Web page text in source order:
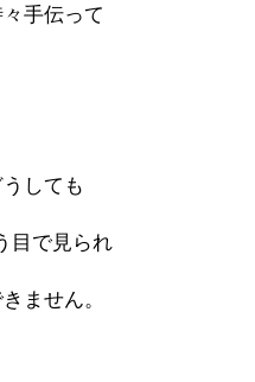
手伝って
しても
目で見られ
ません。